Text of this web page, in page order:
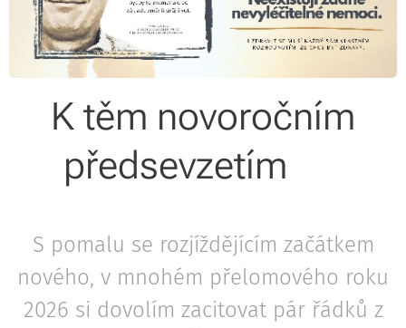
K těm novoročním
předsevzetím 🤍
S pomalu se rozjíždějícím začátkem
nového, v mnohém přelomového roku
2026 si dovolím zacitovat pár řádků z